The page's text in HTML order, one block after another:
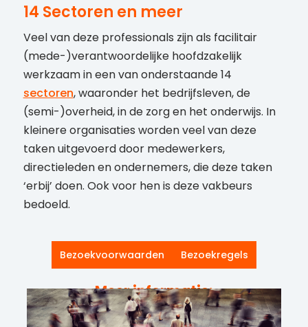
14 Sectoren en meer
Veel van deze professionals zijn als facilitair
(mede-)verantwoordelijke hoofdzakelijk
werkzaam in een van onderstaande 14
sectoren, waaronder het bedrijfsleven, de
(semi-)overheid, in de zorg en het onderwijs. In
kleinere organisaties worden veel van deze
taken uitgevoerd door medewerkers,
directieleden en ondernemers, die deze taken
‘erbij’ doen. Ook voor hen is deze vakbeurs
bedoeld.
Bezoekvoorwaarden Bezoekregels
Meer informatie: